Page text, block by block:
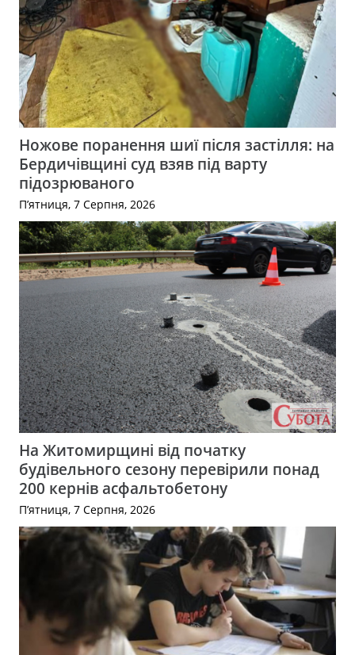
Ножове поранення шиї після застілля: на
Бердичівщині суд взяв під варту
підозрюваного
П’ятниця, 7 Серпня, 2026
На Житомирщині від початку
будівельного сезону перевірили понад
200 кернів асфальтобетону
П’ятниця, 7 Серпня, 2026